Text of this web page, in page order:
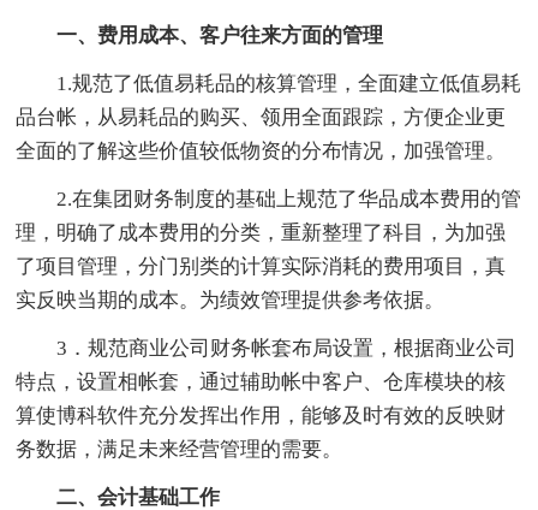
一、费用成本、客户往来方面的管理
1.规范了低值易耗品的核算管理，全面建立低值易耗
品台帐，从易耗品的购买、领用全面跟踪，方便企业更
全面的了解这些价值较低物资的分布情况，加强管理。
2.在集团财务制度的基础上规范了华品成本费用的管
理，明确了成本费用的分类，重新整理了科目，为加强
了项目管理，分门别类的计算实际消耗的费用项目，真
实反映当期的成本。为绩效管理提供参考依据。
3．规范商业公司财务帐套布局设置，根据商业公司
特点，设置相帐套，通过辅助帐中客户、仓库模块的核
算使博科软件充分发挥出作用，能够及时有效的反映财
务数据，满足未来经营管理的需要。
二、会计基础工作